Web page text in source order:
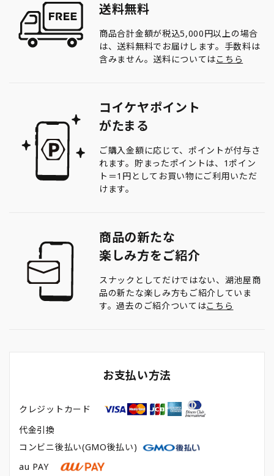
送料無料
商品合計金額が税込5,000円以上の場合
は、送料無料でお届けします。手数料は
含みません。送料についてはこちら
コイケヤポイント
がたまる
ご購入金額に応じて、ポイントが付与さ
れます。貯まったポイントは、1ポイン
ト＝1円としてお買い物にご利用いただ
けます。
商品の新たな
楽しみ方をご紹介
スナックとしてだけではない、湖池屋商
品の新たな楽しみ方もご紹介していま
す。過去のご紹介ついてはこちら
お支払い方法
クレジットカード
代金引換
コンビニ後払い(GMO後払い)
au PAY